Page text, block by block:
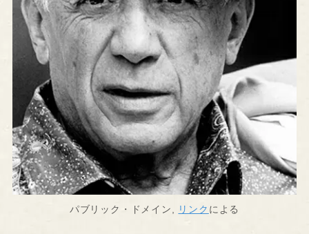
パブリック・ドメイン, リンク による